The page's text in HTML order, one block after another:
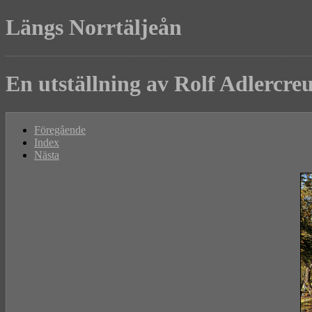
Längs Norrtäljeån
En utställning av Rolf
Föregående
Index
Nästa